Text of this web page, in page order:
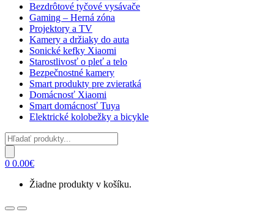
Bezdrôtové tyčové vysávače
Gaming – Herná zóna
Projektory a TV
Kamery a držiaky do auta
Sonické kefky Xiaomi
Starostlivosť o pleť a telo
Bezpečnostné kamery
Smart produkty pre zvieratká
Domácnosť Xiaomi
Smart domácnosť Tuya
Elektrické kolobežky a bicykle
Products
search
0 0.00€
Žiadne produkty v košíku.
OpenClose